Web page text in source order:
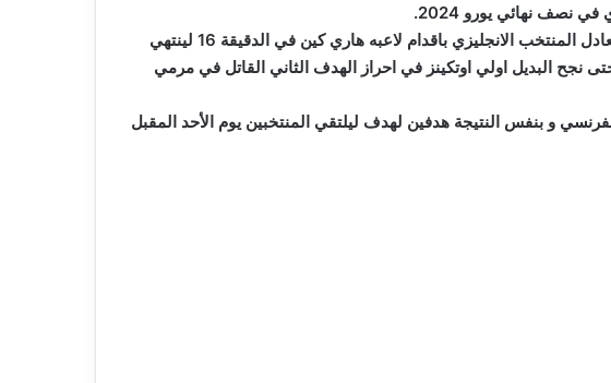
نصف نهائي يورو 2024.
تقدم المنتخب الهولندي بهدف ف الدقيقة السابعة من عمر المباراة احرزه لاعبه تشافي سيمونز و سرعان ما تعادل المنتخب الانجليزي باقدام لاعبه هاري كين في الدقيقة 16 لينتهي
نجح البديل اولي اوتكينز في احراز الهدف الثاني القاتل في مرمي
و بنفس النتيجة هدفين لهدف ليلتقي المنتخبين يوم الأحد المقبل